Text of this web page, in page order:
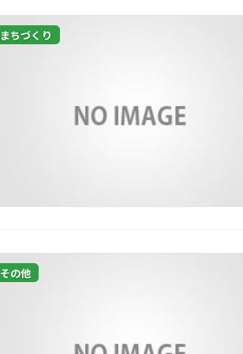
まちづくり
その他